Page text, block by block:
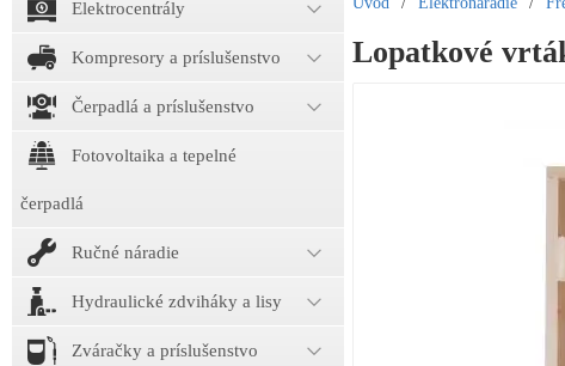
Elektrocentrály
Kompresory a príslušenstvo
Čerpadlá a príslušenstvo
Fotovoltaika a tepelné
čerpadlá
Ručné náradie
Hydraulické zdviháky a lisy
Zváračky a príslušenstvo
Lopatkové